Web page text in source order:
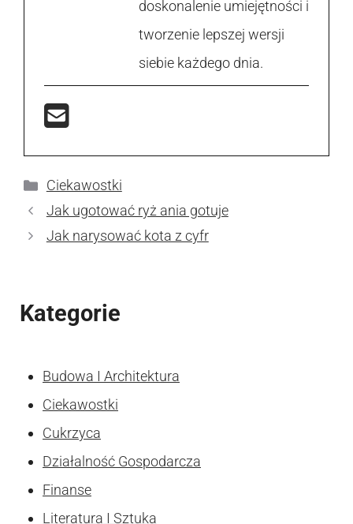
doskonalenie umiejętności i
tworzenie lepszej wersji
siebie każdego dnia.
Kategorie
Ciekawostki
Jak ugotować ryż ania gotuje
Jak narysować kota z cyfr
Kategorie
Budowa I Architektura
Ciekawostki
Cukrzyca
Działalność Gospodarcza
Finanse
Literatura I Sztuka